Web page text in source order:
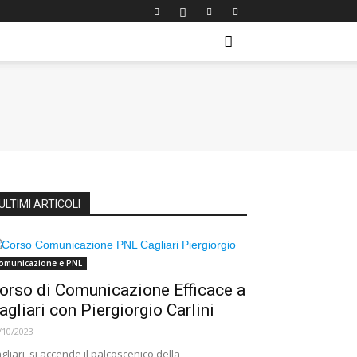
ARTICOLI
e PNL
di Comunicazione Efficace a
con Piergiorgio Carlini
2023
si accende il palcoscenico della